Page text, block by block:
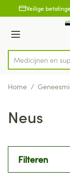
Ga naar de inhoud
1 van 1Veilige
Menu
Product, merk,
Medicijnen en
Home /
Neus
Filteren